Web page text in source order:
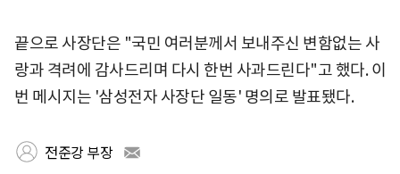
끝으로 사장단은 "국민 여러분께서 보내주신 변함없는 사
랑과 격려에 감사드리며 다시 한번 사과드린다"고 했다. 이
번 메시지는 '삼성전자 사장단 일동' 명의로 발표됐다.
전준강 부장